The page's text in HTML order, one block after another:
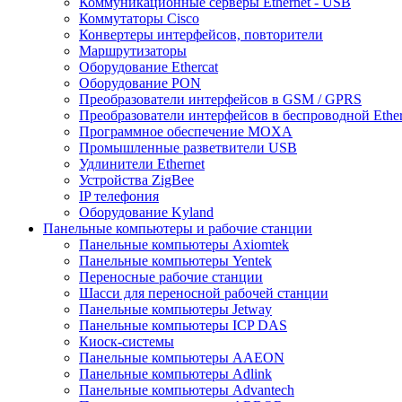
Коммутаторы Cisco
Конвертеры интерфейсов, повторители
Маршрутизаторы
Оборудование Ethercat
Оборудование PON
Преобразователи интерфейсов в GSM / GPRS
Преобразователи интерфейсов в беспроводной
Программное обеспечение MOXA
Промышленные разветвители USB
Удлинители Ethernet
Устройства ZigBee
IP телефония
Оборудование Kyland
Панельные компьютеры и рабочие станции
Панельные компьютеры Axiomtek
Панельные компьютеры Yentek
Переносные рабочие станции
Шасси для переносной рабочей станции
Панельные компьютеры Jetway
Панельные компьютеры ICP DAS
Киоск-системы
Панельные компьютеры AAEON
Панельные компьютеры Adlink
Панельные компьютеры Advantech